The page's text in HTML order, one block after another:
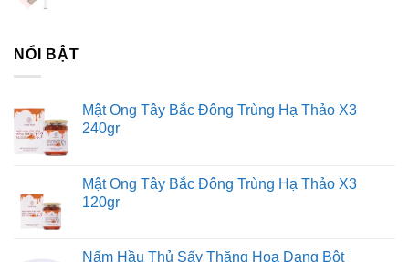
NỔI BẬT
Mật Ong Tây Bắc Đông Trùng Hạ Thảo X3
240gr
Mật Ong Tây Bắc Đông Trùng Hạ Thảo X3
120gr
Nấm Hầu Thủ Sấy Thăng Hoa Dạng Bột